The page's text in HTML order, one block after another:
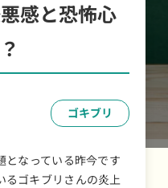
感と恐怖心
ゴキブリ
となっている昨今です
るゴキブリさんの炎上